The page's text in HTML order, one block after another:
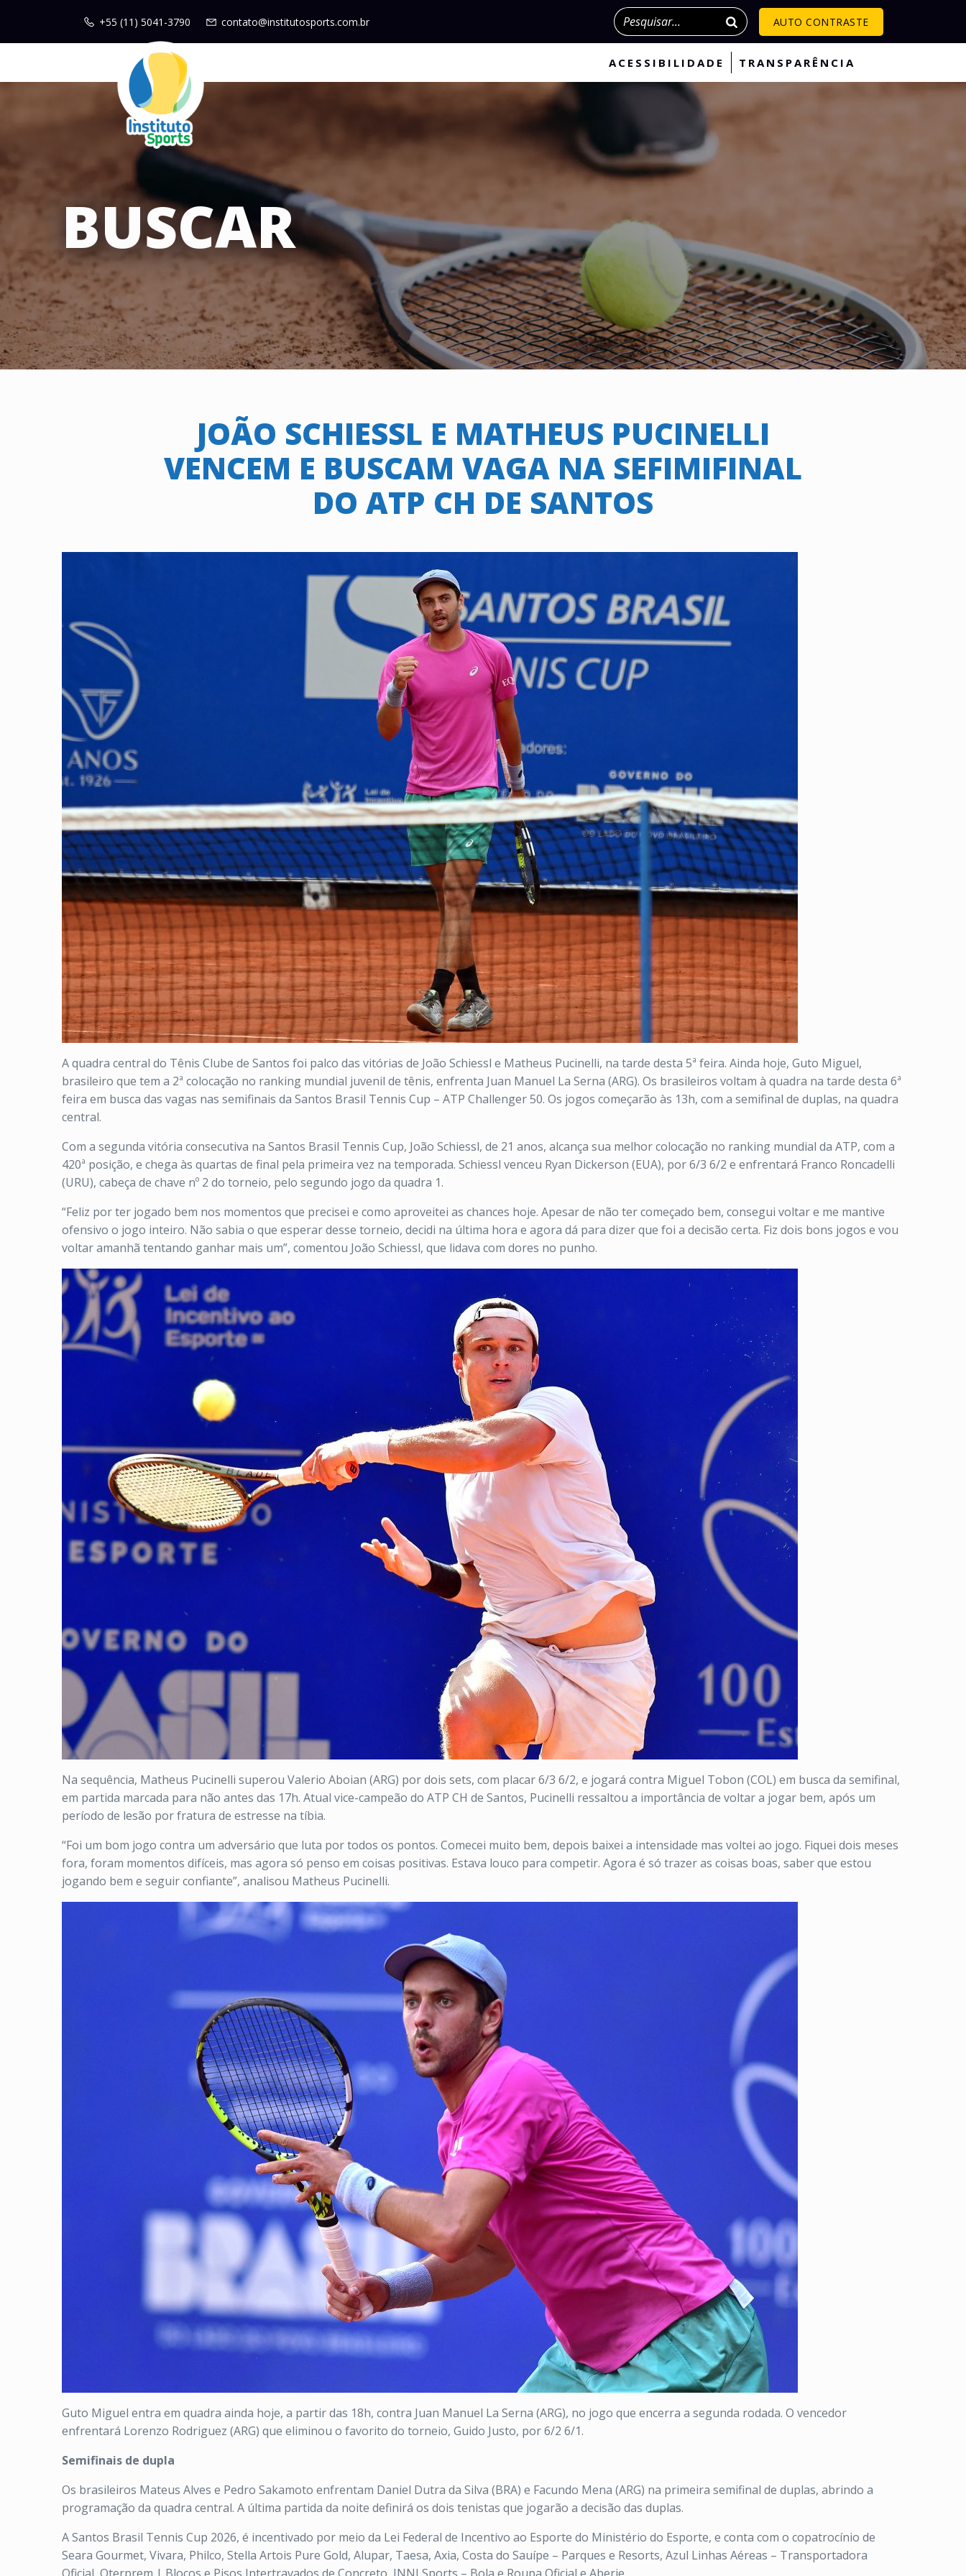
+55 (11) 5041-3790 contato@institutosports.com.br Pesquisar AUTO CONTRASTE
ACESSIBILIDADE TRANSPARÊNCIA
BUSCAR
JOÃO SCHIESSL E MATHEUS PUCINELLI
VENCEM E BUSCAM VAGA NA SEFIMIFINAL
DO ATP CH DE SANTOS
A quadra central do Tênis Clube de Santos foi palco das vitórias de João Schiessl e Matheus Pucinelli, na tarde desta 5ª feira. Ainda hoje, Guto Miguel,
brasileiro que tem a 2ª colocação no ranking mundial juvenil de tênis, enfrenta Juan Manuel La Serna (ARG). Os brasileiros voltam à quadra na tarde desta 6ª
feira em busca das vagas nas semifinais da Santos Brasil Tennis Cup – ATP Challenger 50. Os jogos começarão às 13h, com a semifinal de duplas, na quadra
central.
Com a segunda vitória consecutiva na Santos Brasil Tennis Cup, João Schiessl, de 21 anos, alcança sua melhor colocação no ranking mundial da ATP, com a
420ª posição, e chega às quartas de final pela primeira vez na temporada. Schiessl venceu Ryan Dickerson (EUA), por 6/3 6/2 e enfrentará Franco Roncadelli
(URU), cabeça de chave nº 2 do torneio, pelo segundo jogo da quadra 1.
“Feliz por ter jogado bem nos momentos que precisei e como aproveitei as chances hoje. Apesar de não ter começado bem, consegui voltar e me mantive
ofensivo o jogo inteiro. Não sabia o que esperar desse torneio, decidi na última hora e agora dá para dizer que foi a decisão certa. Fiz dois bons jogos e vou
voltar amanhã tentando ganhar mais um”, comentou João Schiessl, que lidava com dores no punho.
Na sequência, Matheus Pucinelli superou Valerio Aboian (ARG) por dois sets, com placar 6/3 6/2, e jogará contra Miguel Tobon (COL) em busca da semifinal,
em partida marcada para não antes das 17h. Atual vice-campeão do ATP CH de Santos, Pucinelli ressaltou a importância de voltar a jogar bem, após um
período de lesão por fratura de estresse na tíbia.
“Foi um bom jogo contra um adversário que luta por todos os pontos. Comecei muito bem, depois baixei a intensidade mas voltei ao jogo. Fiquei dois meses
fora, foram momentos difíceis, mas agora só penso em coisas positivas. Estava louco para competir. Agora é só trazer as coisas boas, saber que estou
jogando bem e seguir confiante”, analisou Matheus Pucinelli.
Guto Miguel entra em quadra ainda hoje, a partir das 18h, contra Juan Manuel La Serna (ARG), no jogo que encerra a segunda rodada. O vencedor
enfrentará Lorenzo Rodriguez (ARG) que eliminou o favorito do torneio, Guido Justo, por 6/2 6/1.
Semifinais de dupla
Os brasileiros Mateus Alves e Pedro Sakamoto enfrentam Daniel Dutra da Silva (BRA) e Facundo Mena (ARG) na primeira semifinal de duplas, abrindo a
programação da quadra central. A última partida da noite definirá os dois tenistas que jogarão a decisão das duplas.
A Santos Brasil Tennis Cup 2026, é incentivado por meio da Lei Federal de Incentivo ao Esporte do Ministério do Esporte, e conta com o copatrocínio de
Seara Gourmet, Vivara, Philco, Stella Artois Pure Gold, Alupar, Taesa, Axia, Costa do Sauípe – Parques e Resorts, Azul Linhas Aéreas – Transportadora